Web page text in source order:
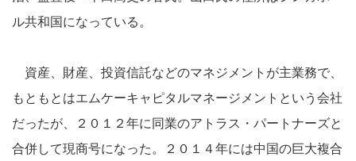
ル共和国になっている。
資産、財産、投資信託などのマネジメントが主業務で、
もともとはエムケーキャピタルマネージメントという会社
だったが、２０１２年に同業のアトラス・パートナーズと
合併して現商号になった。２０１４年には中国の巨大複合